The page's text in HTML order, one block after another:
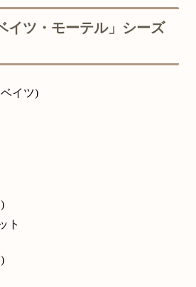
イツ・モーテル」シーズ
イツ)
ト